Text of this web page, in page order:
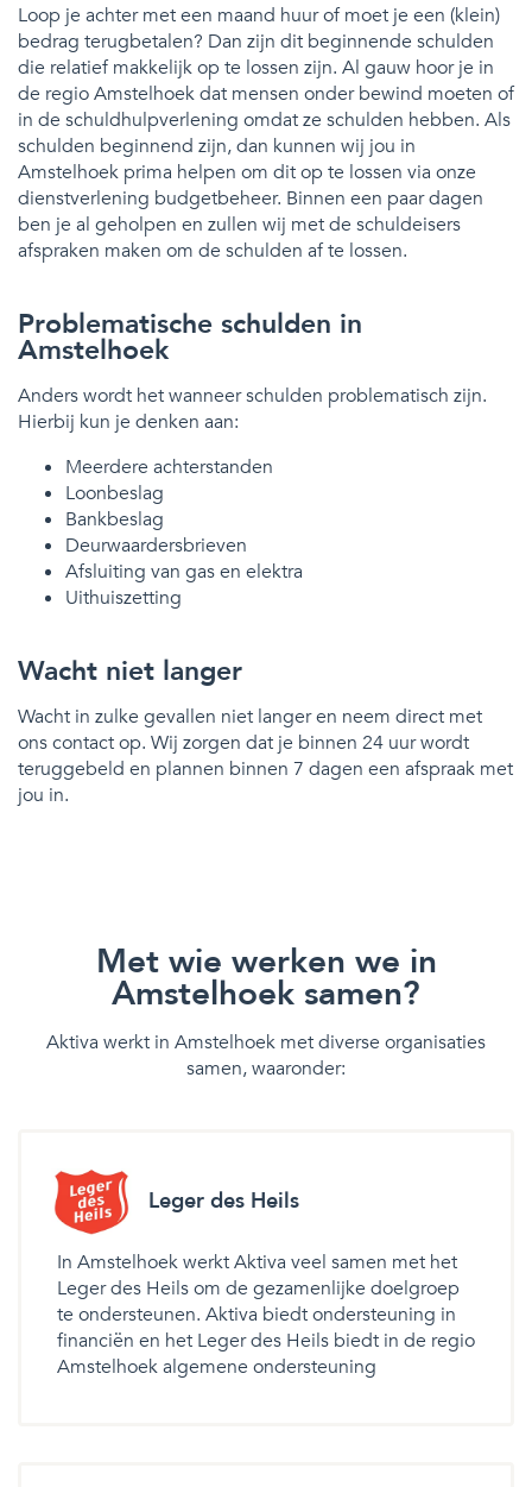
Loop je achter met een maand huur of moet je een (klein)
bedrag terugbetalen? Dan zijn dit beginnende schulden
die relatief makkelijk op te lossen zijn. Al gauw hoor je in
de regio Amstelhoek dat mensen onder bewind moeten of
in de schuldhulpverlening omdat ze schulden hebben. Als
schulden beginnend zijn, dan kunnen wij jou in
Amstelhoek prima helpen om dit op te lossen via onze
dienstverlening budgetbeheer. Binnen een paar dagen
ben je al geholpen en zullen wij met de schuldeisers
afspraken maken om de schulden af te lossen.
Problematische schulden in
Amstelhoek
Anders wordt het wanneer schulden problematisch zijn.
Hierbij kun je denken aan:
Meerdere achterstanden
Loonbeslag
Bankbeslag
Deurwaardersbrieven
Afsluiting van gas en elektra
Uithuiszetting
Wacht niet langer
Wacht in zulke gevallen niet langer en neem direct met
ons contact op. Wij zorgen dat je binnen 24 uur wordt
teruggebeld en plannen binnen 7 dagen een afspraak met
jou in.
Met wie werken we in
Amstelhoek samen?
Aktiva werkt in Amstelhoek met diverse organisaties
samen, waaronder:
Leger des Heils
In Amstelhoek werkt Aktiva veel samen met het
Leger des Heils om de gezamenlijke doelgroep
te ondersteunen. Aktiva biedt ondersteuning in
financiën en het Leger des Heils biedt in de regio
Amstelhoek algemene ondersteuning